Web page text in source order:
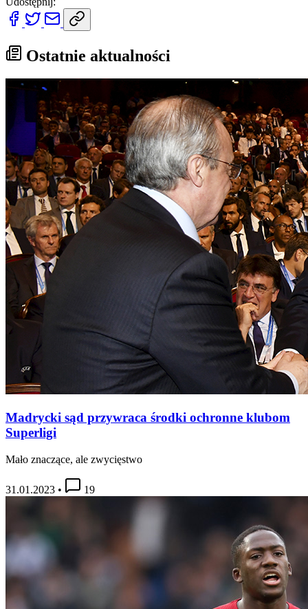
Ostatnie aktualności
Madrycki sąd przywraca środki ochronne klubom
Superligi
Mało znaczące, ale zwycięstwo
31.01.2023 • 19